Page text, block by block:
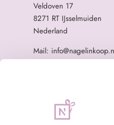
Veldoven 17
8271 RT IJsselmuiden
Nederland
Mail:
BTW nummer: